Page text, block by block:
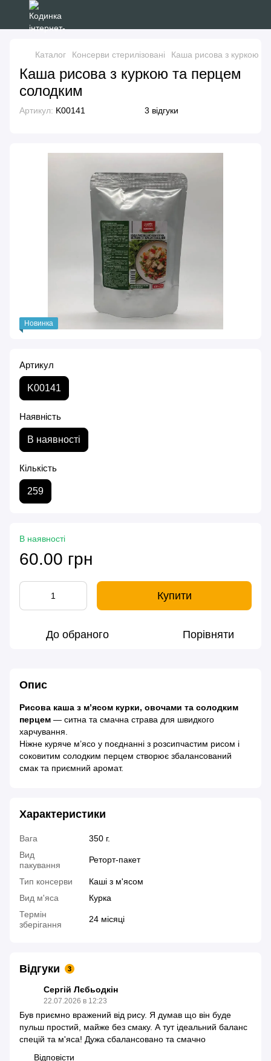
Каталог Консерви стерилізовані Каша рисова з куркою
Каша рисова з куркою та перцем
солодким
Артикул: K00141 3 відгуки
Новинка
Артикул
K00141
Наявність
В наявності
Кількість
259
В наявності
60.00 грн
Купити
До обраного Порівняти
Опис
Рисова каша з м’ясом курки, овочами та солодким
перцем — ситна та смачна страва для швидкого
харчування.
Ніжне куряче м’ясо у поєднанні з розсипчастим рисом і
соковитим солодким перцем створює збалансований
смак та приємний аромат.
Характеристики
Вага
350 г.
Вид
пакування
Реторт-пакет
Тип консерви
Каші з м'ясом
Вид м'яса
Курка
Термін
зберігання
24 місяці
Відгуки 3
Сергій Лєбьодкін
22.07.2026 в 12:23
Був приємно вражений від рису. Я думав що він буде
пульш простий, майже без смаку. А тут ідеальний баланс
спецій та м'яса! Дужа сбалансовано та смачно
Відповісти